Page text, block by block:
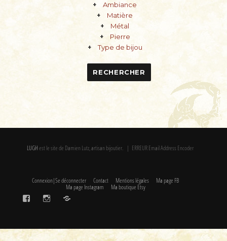
Ambiance
Matière
Métal
Pierre
Type de bijou
LUGHest le site de Damien Lutz, artisan bijoutier. | ERREUR Email Address Encoder
Connexion|Se déconnecter Contact Mentions légales Ma page FB
Ma page Instagram Ma boutique Etsy
FaceBook Instagram Etsy